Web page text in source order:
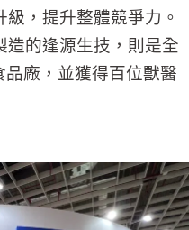
，提升整體競爭力。
造的逢源生技，則是全
品廠，並獲得百位獸醫